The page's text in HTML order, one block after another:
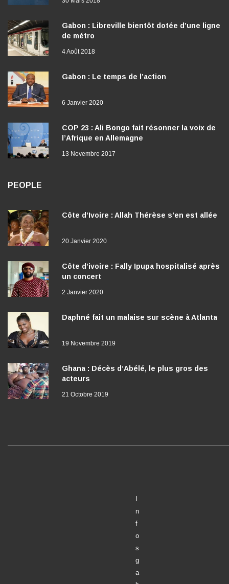
Gabon : Libreville bientôt dotée d’une ligne
de métro
4 Août 2018
Gabon : Le temps de l’action
6 Janvier 2020
COP 23 : Ali Bongo fait résonner la voix de
l’Afrique en Allemagne
13 Novembre 2017
PEOPLE
Côte d’Ivoire : Allah Thérèse s’en est allée
20 Janvier 2020
Côte d’ivoire : Fally Ipupa hospitalisé après
un concert
2 Janvier 2020
Daphné fait un malaise sur scène à Atlanta
19 Novembre 2019
Ghana : Décès d’Abélé, le plus gros des
acteurs
21 Octobre 2019
I
n
f
o
s
g
a